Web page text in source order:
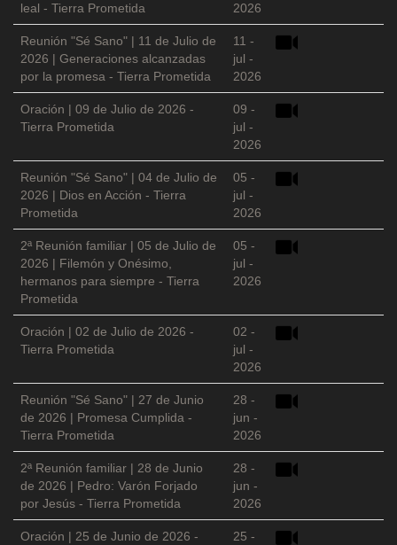
leal - Tierra Prometida
2026
Reunión "Sé Sano" | 11 de Julio de
2026 | Generaciones alcanzadas
por la promesa - Tierra Prometida
11 -
jul -
2026
Oración | 09 de Julio de 2026 -
Tierra Prometida
09 -
jul -
2026
Reunión "Sé Sano" | 04 de Julio de
2026 | Dios en Acción - Tierra
Prometida
05 -
jul -
2026
2ª Reunión familiar | 05 de Julio de
2026 | Filemón y Onésimo,
hermanos para siempre - Tierra
Prometida
05 -
jul -
2026
Oración | 02 de Julio de 2026 -
Tierra Prometida
02 -
jul -
2026
Reunión "Sé Sano" | 27 de Junio
de 2026 | Promesa Cumplida -
Tierra Prometida
28 -
jun -
2026
2ª Reunión familiar | 28 de Junio
de 2026 | Pedro: Varón Forjado
por Jesús - Tierra Prometida
28 -
jun -
2026
Oración | 25 de Junio de 2026 -
25 -